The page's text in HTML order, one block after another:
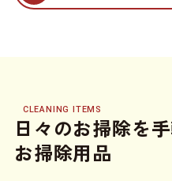
CLEANING ITEMS
日々のお掃除を
お掃除用品